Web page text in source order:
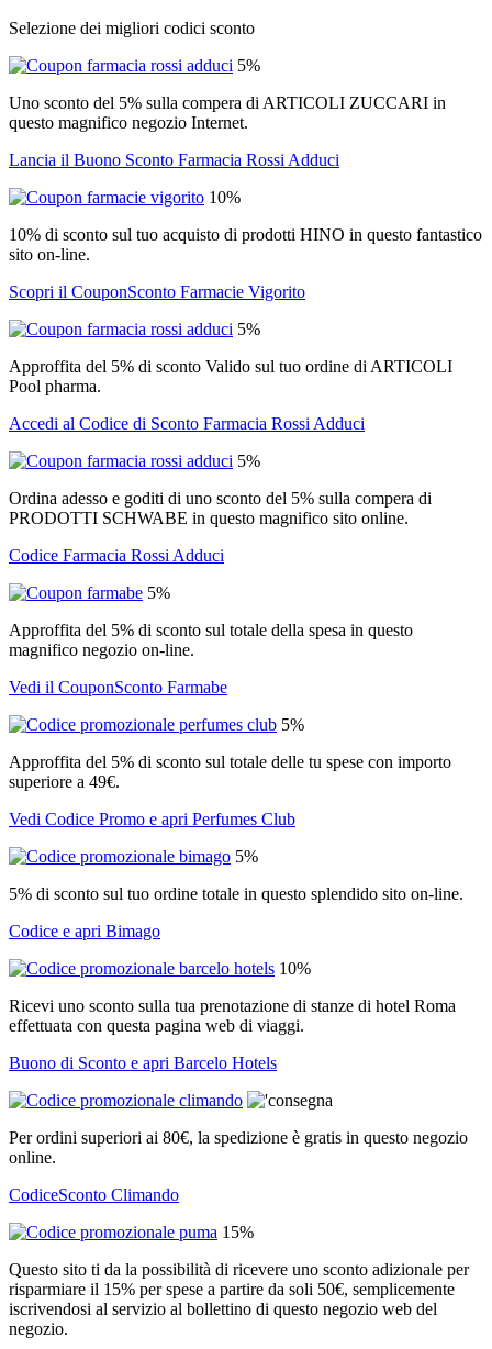
Selezione dei migliori codici sconto
5%
Uno sconto del 5% sulla compera di ARTICOLI ZUCCARI in
questo magnifico negozio Internet.
Lancia il Buono Sconto Farmacia Rossi Adduci
10%
10% di sconto sul tuo acquisto di prodotti HINO in questo fantastico
sito on-line.
Scopri il CouponSconto Farmacie Vigorito
5%
Approffita del 5% di sconto Valido sul tuo ordine di ARTICOLI
Pool pharma.
Accedi al Codice di Sconto Farmacia Rossi Adduci
5%
Ordina adesso e goditi di uno sconto del 5% sulla compera di
PRODOTTI SCHWABE in questo magnifico sito online.
Codice Farmacia Rossi Adduci
5%
Approffita del 5% di sconto sul totale della spesa in questo
magnifico negozio on-line.
Vedi il CouponSconto Farmabe
5%
Approffita del 5% di sconto sul totale delle tu spese con importo
superiore a 49€.
Vedi Codice Promo e apri Perfumes Club
5%
5% di sconto sul tuo ordine totale in questo splendido sito on-line.
Codice e apri Bimago
10%
Ricevi uno sconto sulla tua prenotazione di stanze di hotel Roma
effettuata con questa pagina web di viaggi.
Buono di Sconto e apri Barcelo Hotels
Per ordini superiori ai 80€, la spedizione è gratis in questo negozio
online.
CodiceSconto Climando
15%
Questo sito ti da la possibilità di ricevere uno sconto adizionale per
risparmiare il 15% per spese a partire da soli 50€, semplicemente
iscrivendosi al servizio al bollettino di questo negozio web del
negozio.